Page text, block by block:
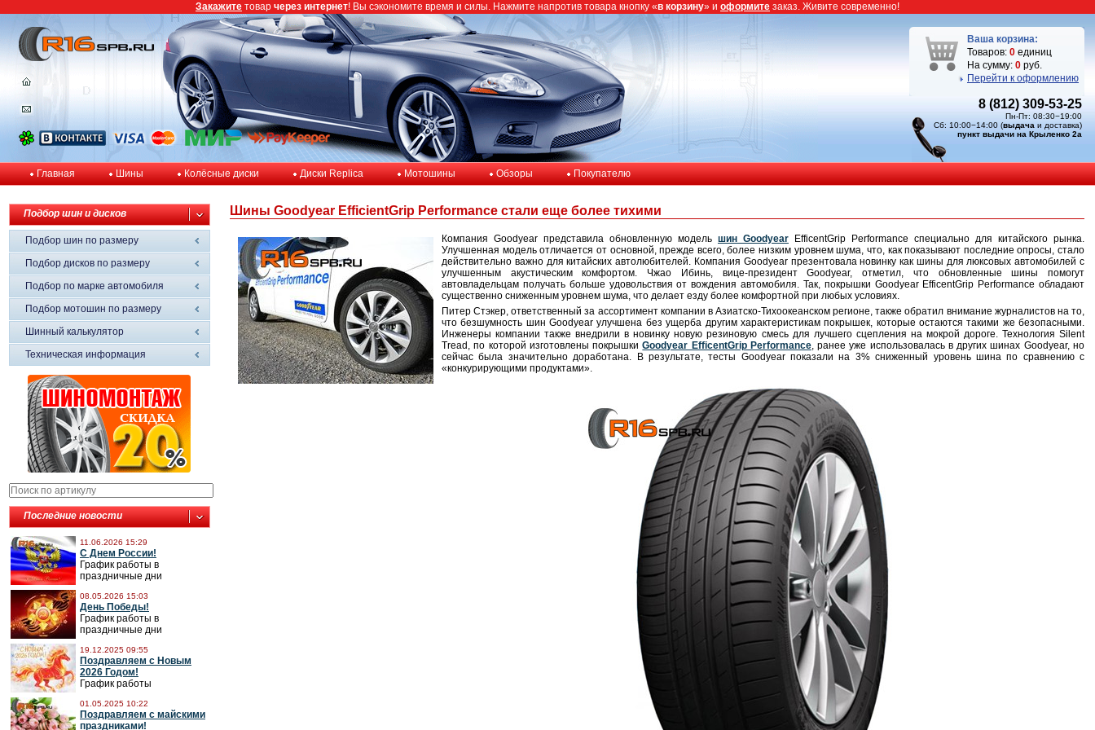
Ваша корзина:
Товаров: 0 единиц
На сумму: 0 руб.
Перейти к оформлению
8 (812) 309-53-25
Пн-Пт: 08:30−19:00
Сб: 10:00−14:00 (выдача и доставка)
пункт выдачи на Крыленко 2а
Главная Шины Колёсные диски Диски Replica Мотошины Обзоры Покупателю
Подбор шин и дисков
Подбор шин по размеру
Подбор дисков по размеру
Подбор по марке автомобиля
Подбор мотошин по размеру
Шинный калькулятор
Техническая информация
Последние новости
11.06.2026 15:29
С Днем России!
График работы в
праздничные дни
08.05.2026 15:03
День Победы!
График работы в
праздничные дни
19.12.2025 09:55
Поздравляем с Новым
2026 Годом!
График работы
01.05.2025 10:22
Поздравляем с майскими
праздниками!
Шины Goodyear EfficientGrip Performance стали еще более тихими
Компания Goodyear представила обновленную модель шин Goodyear EfficentGrip Performance специально для китайского рынка.
Улучшенная модель отличается от основной, прежде всего, более низким уровнем шума, что, как показывают последние опросы, стало
действительно важно для китайских автолюбителей. Компания Goodyear презентовала новинку как шины для люксовых автомобилей с
улучшенным акустическим комфортом. Чжао Ибинь, вице-президент Goodyear, отметил, что обновленные шины помогут
автовладельцам получать больше удовольствия от вождения автомобиля. Так, покрышки Goodyear EfficentGrip Performance обладают
существенно сниженным уровнем шума, что делает езду более комфортной при любых условиях.
Питер Стэкер, ответственный за ассортимент компании в Азиатско-Тихоокеанском регионе, также обратил внимание журналистов на то,
что безшумность шин Goodyear улучшена без ущерба другим характеристикам покрышек, которые остаются такими же безопасными.
Инженеры компании также внедрили в новинку новую резиновую смесь для лучшего сцепления на мокрой дороге. Технология Silent
Tread, по которой изготовлены покрышкиGoodyear EfficentGrip Performance, ранее уже использовалась в других шинах Goodyear, но
сейчас была значительно доработана. В результате, тесты Goodyear показали на 3% сниженный уровень шина по сравнению с
«конкурирующими продуктами».
Закажите товар через интернет! Вы сэкономите время и силы. Нажмите напротив товара кнопку «в корзину» и оформите заказ. Живите современно!